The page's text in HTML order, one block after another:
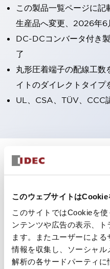
このウェブサイトはCookie
このサイトではCookieを
ンテンツや広告の表示、
ます。またユーザーによ
情報を収集し、ソーシャル
解析の各サードパーティに
この製品一覧ページに
生産品へ変更、2026年6
DC-DCコンバータ付き
了
丸形圧着端子の配線工数
イトのダイレクトタイプ
UL、CSA、TÜV、CCC
仕様
電気的仕様(照光部定格)
環境仕様